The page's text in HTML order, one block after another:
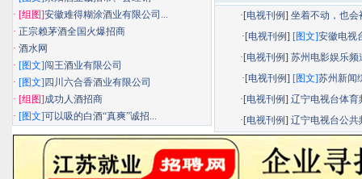
·[电视刊例]坐着不动，也会
·[电视刊例] [图文]安徽电视
·[电视刊例]苏州电影娱乐频
·[电视刊例] [图文]苏州新闻
·[电视刊例]辽宁电视台体育
·[电视刊例]辽宁电视台公共
· [组图]安徽难得糊涂酒业有限公司...
· 正宗赖茅酒全国火爆招商
· 酒水网
· [图文]闯王酒业有限公司
· [图文] 四川六合香酒业有限公司
· [组图]成功人酒招商
· [图文]可以吸的白酒“真爽”诚招...